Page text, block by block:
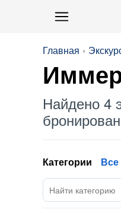
Главная
Найдено 4
Категории Все